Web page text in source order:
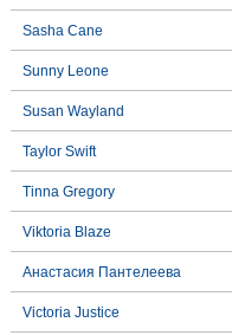
Sasha Cane
Sunny Leone
Susan Wayland
Taylor Swift
Tinna Gregory
Viktoria Blaze
Анастасия Пантелеева
Victoria Justice